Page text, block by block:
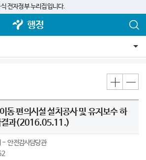
전자정부 누리집입니다.
행정
동 편의시설 설치공사 및 유지보수 하
결과(2016.05.11.)
안전감사담당관